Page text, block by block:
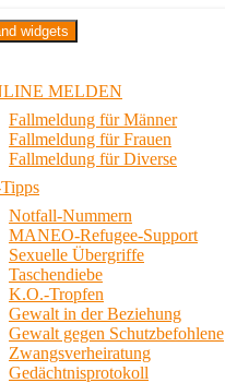
Projekt in Berlin
widgets
MELDEN
Fallmeldung für Männer
Fallmeldung für Frauen
Fallmeldung für Diverse
Notfall-Nummern
MANEO-Refugee-Support
Sexuelle Übergriffe
Taschendiebe
K.O.-Tropfen
Gewalt in der Beziehung
Gewalt gegen Schutzbefohlene
Zwangsverheiratung
Gedächtnisprotokoll